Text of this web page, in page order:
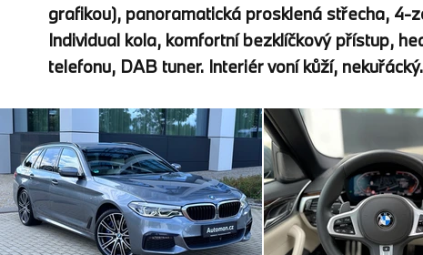
grafikou), panoramatická prosklená střecha, 4-
Individual kola, komfortní bezklíčkový přístup,
telefonu, DAB tuner. Interiér voní kůží, nekuřácký.